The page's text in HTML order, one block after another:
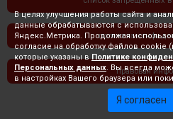
политика
правовая
В целях улучшения работы сайта и
данные обрабатываются с
Яндекс.Метрика. Продолжая
согласие на обработку файлов cookie
которые указаны в Политике
Персональных данных . Вы всегда
в настройках Вашего браузера или
Я согласен